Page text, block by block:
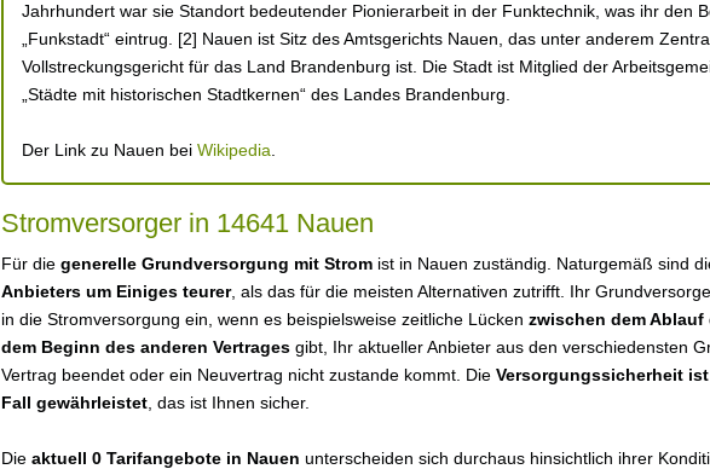
Jahrhundert war sie Standort bedeutender Pionierarbeit in der Funktechnik, was ihr den
„Funkstadt“ eintrug. [2] Nauen ist Sitz des Amtsgerichts Nauen, das unter anderem
Vollstreckungsgericht für das Land Brandenburg ist. Die Stadt ist Mitglied der
„Städte mit historischen Stadtkernen“ des Landes Brandenburg.
Der Link zu Nauen bei Wikipedia
Stromversorger in 14641 Nauen
Für die generelle Grundversorgung mit Strom ist in Nauen zuständig. Naturgemäß sind
Anbieters um Einiges teurer, als das für die meisten Alternativen zutrifft. Ihr
in die Stromversorgung ein, wenn es beispielsweise zeitliche Lücken zwischen dem Ablauf
dem Beginn des anderen Vertrages gibt, Ihr aktueller Anbieter aus den verschiedensten
Vertrag beendet oder ein Neuvertrag nicht zustande kommt. Die Versorgungssicherheit
Fall gewährleistet , das ist Ihnen sicher.
Die aktuell 0 Tarifangebote in Nauen unterscheiden sich durchaus hinsichtlich ihrer